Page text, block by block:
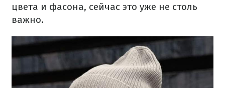
цвета и фасона, сейчас это уже не столь
важно.